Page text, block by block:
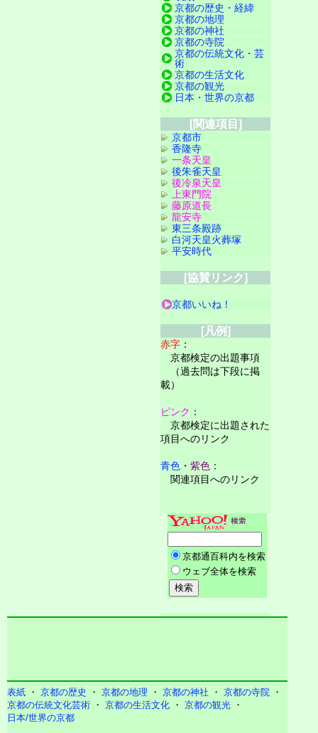
京都の歴史・経緯
京都の地理
京都の神社
京都の寺院
京都の伝統文化・芸
術
京都の生活文化
京都の観光
日本・世界の京都
[関連項目]
京都市
香隆寺
一条天皇
後朱雀天皇
後冷泉天皇
上東門院
藤原道長
龍安寺
東三条殿跡
白河天皇火葬塚
平安時代
[協賛リンク]
京都いいね！
[凡例]
赤字 ：
京都検定の出題事項
（過去問は下段に掲
載）
ピンク ：
京都検定に出題された
項目へのリンク
青色 ・ 紫色 ：
関連項目へのリンク
表紙 ・ 京都の歴史 ・ 京都の地理 ・ 京都の神社 ・ 京都の寺院 ・
京都の伝統文化芸術 ・ 京都の生活文化 ・ 京都の観光 ・
日本/世界の京都